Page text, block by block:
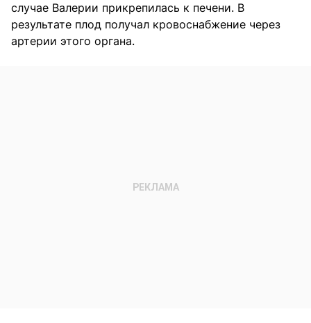
случае Валерии прикрепилась к печени. В
результате плод получал кровоснабжение через
артерии этого органа.